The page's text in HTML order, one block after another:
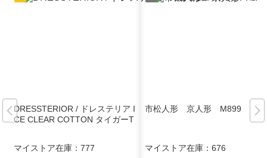
DRESSTERIOR / ドレステリア I
CE CLEAR COTTON タイガーT
マイストア在庫： 777
市松人形 京人形 M899
マイストア在庫： 676